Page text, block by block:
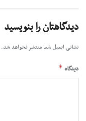
دیدگاهتان را بنویسید
نشانی ایمیل شما منتشر نخواهد شد.
دیدگاه *